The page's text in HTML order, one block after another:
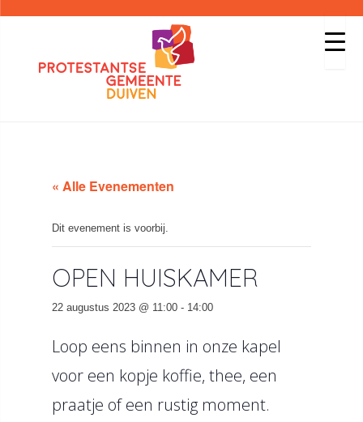
« Alle Evenementen
Dit evenement is voorbij.
OPEN HUISKAMER
22 augustus 2023 @ 11:00 - 14:00
Loop eens binnen in onze kapel
voor een kopje koffie, thee, een
praatje of een rustig moment.